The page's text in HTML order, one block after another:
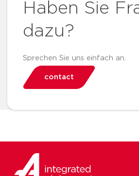
Haben Sie
dazu?
Sprechen Sie uns einfach an.
contact